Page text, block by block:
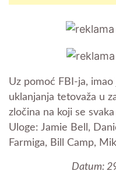
Uz pomoć FBI-ja,
uklanjanja tetovaža u
zločina na koji se
Uloge: Jamie Bell,
Farmiga, Bill Camp,
Datum: